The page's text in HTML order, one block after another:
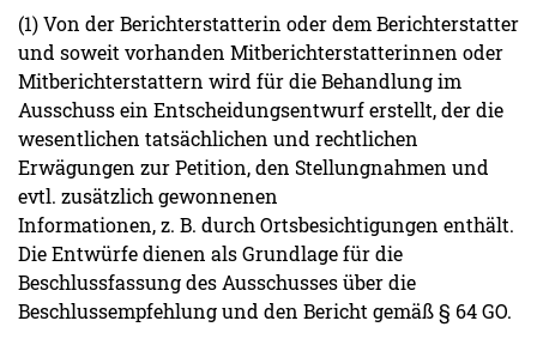
(1) Von der Berichterstatterin oder dem Berichterstatter
und soweit vorhanden Mitberichterstatterinnen oder
Mitberichterstattern wird für die Behandlung im
Ausschuss ein Entscheidungsentwurf erstellt, der die
wesentlichen tatsächlichen und rechtlichen
Erwägungen zur Petition, den Stellungnahmen und
evtl. zusätzlich gewonnenen
Informationen, z. B. durch Ortsbesichtigungen enthält.
Die Entwürfe dienen als Grundlage für die
Beschlussfassung des Ausschusses über die
Beschlussempfehlung und den Bericht gemäß § 64 GO.